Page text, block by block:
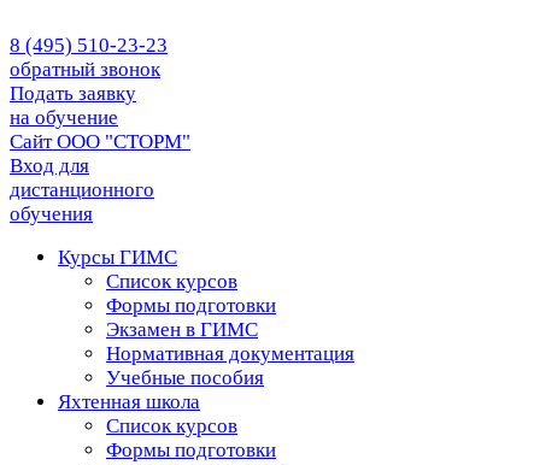
8 (495) 510-23-23
обратный звонок
Подать заявку
на обучение
Сайт ООО "СТОРМ"
Вход для
дистанционного
обучения
Курсы ГИМС
Список курсов
Формы подготовки
Экзамен в ГИМС
Нормативная документация
Учебные пособия
Яхтенная школа
Список курсов
Формы подготовки